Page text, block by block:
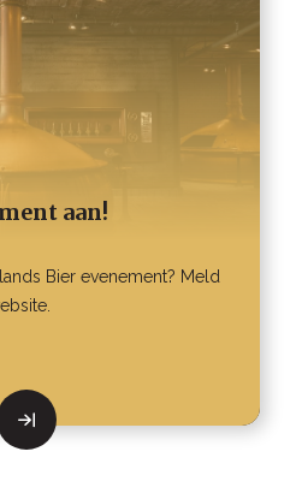
aan!
Bier evenement? Meld